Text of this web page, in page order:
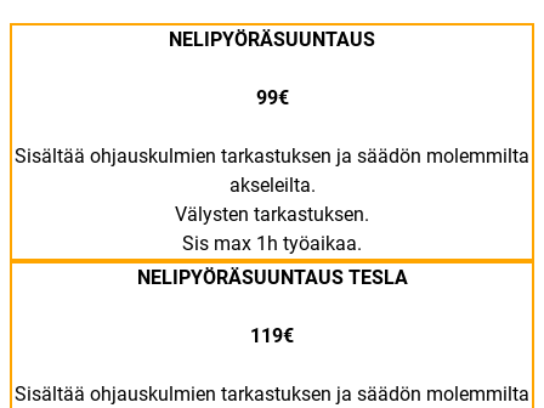
NELIPYÖRÄSUUNTAUS
99€
Sisältää ohjauskulmien tarkastuksen ja säädön molemmilta
akseleilta.
Välysten tarkastuksen.
Sis max 1h työaikaa.
NELIPYÖRÄSUUNTAUS TESLA
119€
Sisältää ohjauskulmien tarkastuksen ja säädön molemmilta